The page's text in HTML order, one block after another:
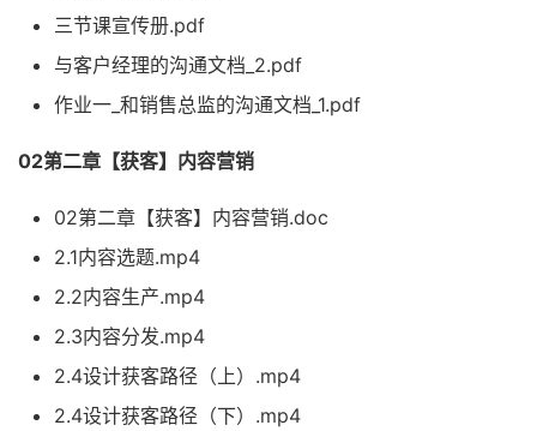
三节课宣传册.pdf
与客户经理的沟通文档_2.pdf
作业一_和销售总监的沟通文档_1.pdf
02第二章【获客】内容营销
02第二章【获客】内容营销.doc
2.1内容选题.mp4
2.2内容生产.mp4
2.3内容分发.mp4
2.4设计获客路径（上）.mp4
2.4设计获客路径（下）.mp4